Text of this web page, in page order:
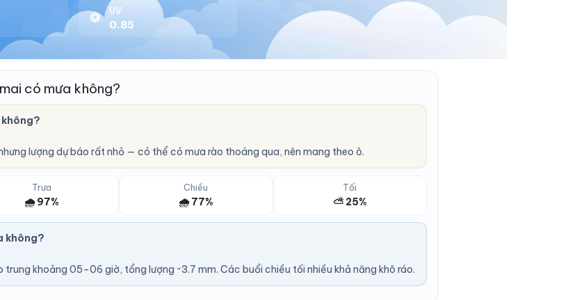
UV
0.85
có mưa không?
không?
lượng dự báo rất nhỏ — có thể có mưa rào thoáng qua, nên mang theo ô.
Trưa
🌧️ 97%
Chiều
🌧️ 77%
Tối
⛅ 25%
không?
khoảng 05–06 giờ, tổng lượng ~3.7 mm. Các buổi chiều tối nhiều khả năng khô ráo.